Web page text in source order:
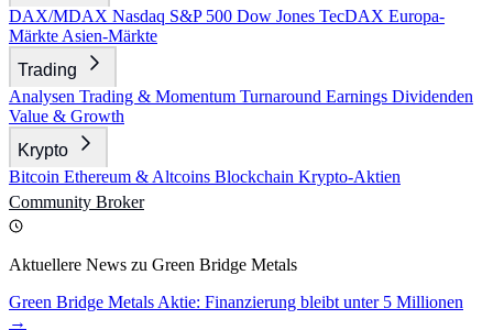
DAX/MDAX Nasdaq S&P 500 Dow Jones TecDAX Europa-
Märkte Asien-Märkte
Trading
Analysen Trading & Momentum Turnaround Earnings Dividenden
Value & Growth
Krypto
Bitcoin Ethereum & Altcoins Blockchain Krypto-Aktien
Community Broker
Aktuellere News zu Green Bridge Metals
Green Bridge Metals Aktie: Finanzierung bleibt unter 5 Millionen
→